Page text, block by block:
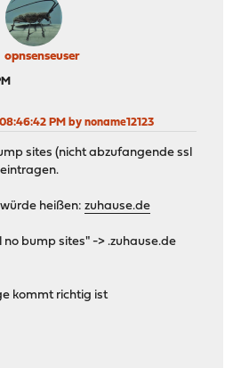
opnsenseuser
PM by noname12123
sites (nicht abzufangende ssl
heißen:zuhause.de
bump sites" -> .zuhause.de
kommt richtig ist